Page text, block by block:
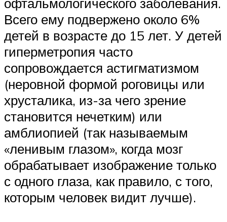
Всего ему подвержено около 6%
детей в возрасте до 15 лет. У детей
гиперметропия часто
сопровождается астигматизмом
(неровной формой роговицы или
хрусталика, из-за чего зрение
становится нечетким) или
амблиопией (так называемым
«ленивым глазом», когда мозг
обрабатывает изображение только
с одного глаза, как правило, с того,
которым человек видит лучше).